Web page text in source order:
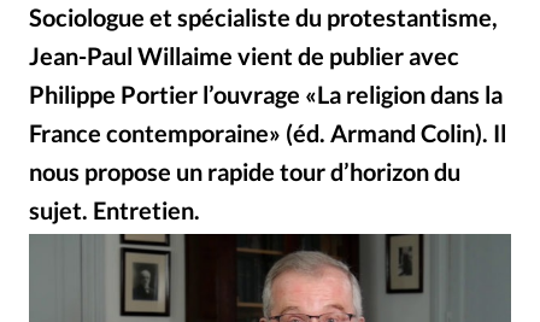
Se connecter
Édition: Internationale
RUBRIQUES
Tous les articles
Actualité chrétienne
Actualité internationale
Eglises Génération réveil
Publireportage
Relations Aujourd'hui
Sociologue et spécialiste du protestantisme,
Jean-Paul Willaime vient de publier avec
Philippe Portier l’ouvrage «La religion dans la
France contemporaine» (éd. Armand Colin). Il
nous propose un rapide tour d’horizon du
sujet. Entretien.